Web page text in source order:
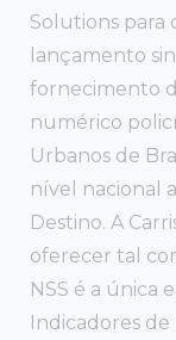
Solutions para
lançamento
fornecimento
numérico
Urbanos de
nível nacional
Destino. A
oferecer tal
NSS é a única
Indicadores